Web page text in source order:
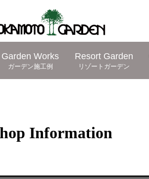
Garden Works
ガーデン施工例
Resort Garden
リゾートガーデン
Information